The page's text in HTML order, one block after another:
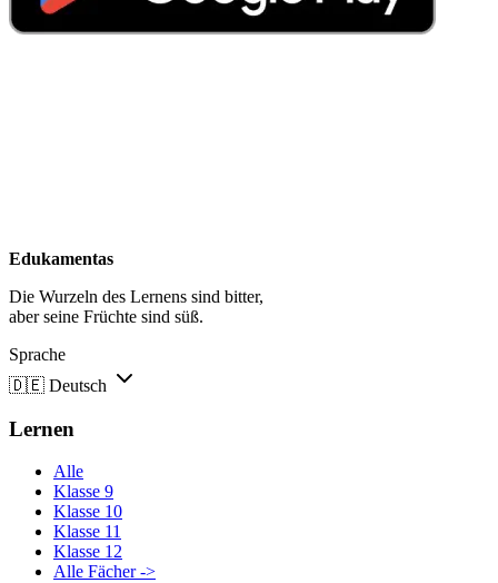
Edukamentas
Die Wurzeln des Lernens sind bitter,
aber seine Früchte sind süß.
Sprache
🇩🇪 Deutsch
Lernen
Alle
Klasse 9
Klasse 10
Klasse 11
Klasse 12
Alle Fächer ->